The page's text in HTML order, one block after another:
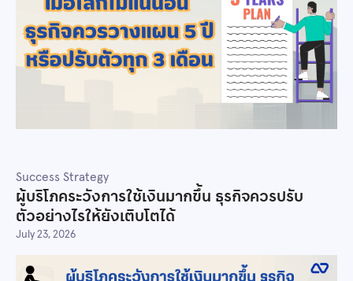
Success Strategy
ผู้บริโภคระวังการใช้เงินมากขึ้น ธุรกิจควรปรับ
ตัวอย่างไรให้ยังเติบโตได้
July 23, 2026